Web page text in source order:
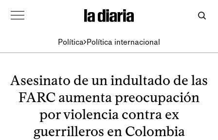
Política Política internacional
Asesinato de un indultado de las
FARC aumenta preocupación
por violencia contra ex
guerrilleros en Colombia